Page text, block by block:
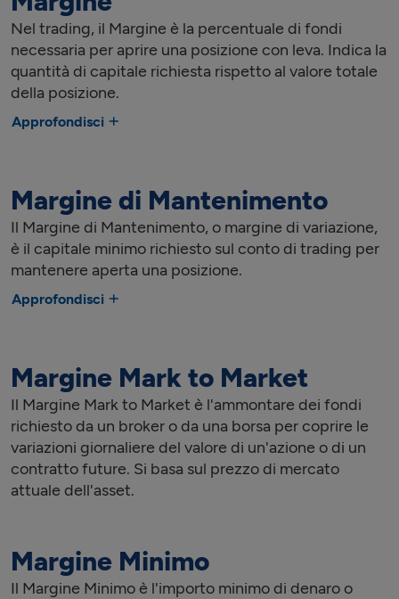
Nel trading, il Margine è la percentuale di fondi
necessaria per aprire una posizione con leva. Indica la
quantità di capitale richiesta rispetto al valore totale
della posizione.
Approfondisci
Margine di Mantenimento
Il Margine di Mantenimento, o margine di variazione,
è il capitale minimo richiesto sul conto di trading per
mantenere aperta una posizione.
Approfondisci
Margine Mark to Market
Il Margine Mark to Market è l'ammontare dei fondi
richiesto da un broker o da una borsa per coprire le
variazioni giornaliere del valore di un'azione o di un
contratto future. Si basa sul prezzo di mercato
attuale dell'asset.
Margine Minimo
Il Margine Minimo è l'importo minimo di denaro o